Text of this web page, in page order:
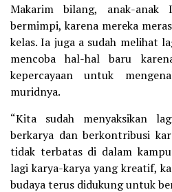
Makarim bilang, anak-anak
bermimpi, karena mereka
kelas. Ia juga a sudah melihat
mencoba hal-hal baru
kepercayaan untuk
muridnya.
“Kita sudah menyaksikan
berkarya dan berkontribusi
tidak terbatas di dalam
lagi karya-karya yang kreatif,
budaya terus didukung untuk